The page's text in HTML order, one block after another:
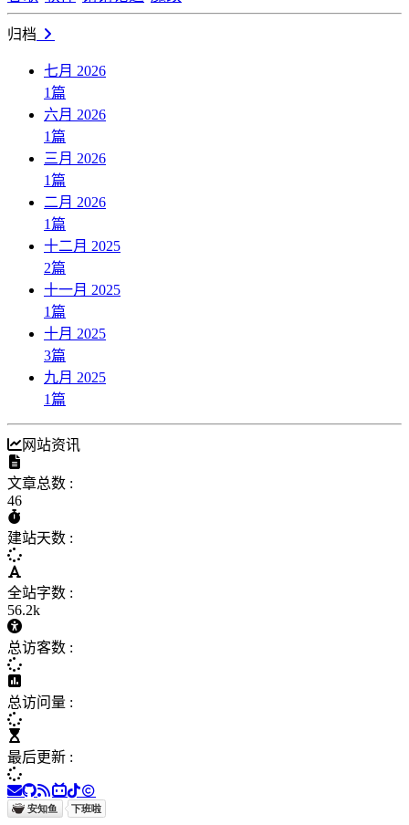
归档
七月 2026
1篇
六月 2026
1篇
三月 2026
1篇
二月 2026
1篇
十二月 2025
2篇
十一月 2025
1篇
十月 2025
3篇
九月 2025
1篇
网站资讯
文章总数 :
46
建站天数 :
全站字数 :
56.2k
总访客数 :
总访问量 :
最后更新 :